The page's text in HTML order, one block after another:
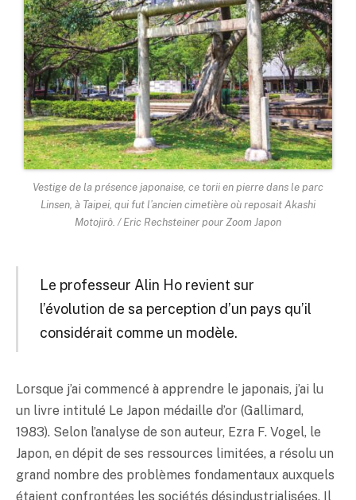
Vestige de la présence japonaise, ce torii en pierre dans le parc
Linsen, à Taipei, qui fut l’ancien cimetière où reposait Akashi
Motojirô. / Eric Rechsteiner pour Zoom Japon
Le professeur Alin Ho revient sur
l’évolution de sa perception d’un pays qu’il
considérait comme un modèle.
Lorsque j’ai commencé à apprendre le japonais, j’ai lu
un livre intitulé Le Japon médaille d’or (Gallimard,
1983). Selon l’analyse de son auteur, Ezra F. Vogel, le
Japon, en dépit de ses ressources limitées, a résolu un
grand nombre des problèmes fondamentaux auxquels
étaient confrontées les sociétés désindustrialisées. Il